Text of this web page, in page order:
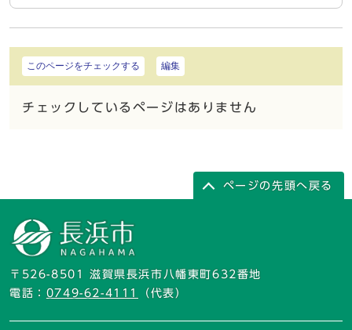
このページをチェックする 編集
チェックしているページはありません
ページの先頭へ戻る
〒526-8501 滋賀県長浜市八幡東町632番地
電話： 0749-62-4111 （代表）